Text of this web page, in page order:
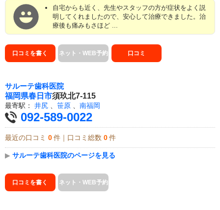
自宅からも近く、先生やスタッフの方が症状をよく説
明してくれましたので、安心して治療できました。治
療後も痛みもさほど ...
口コミを書く ネット・WEB予約 口コミ
サルーテ歯科医院
福岡県春日市須玖北7-115
最寄駅： 井尻 、 笹原 、 南福岡
092-589-0022
最近の口コミ 0 件｜口コミ総数 0 件
▶ サルーテ歯科医院のページを見る
口コミを書く ネット・WEB予約